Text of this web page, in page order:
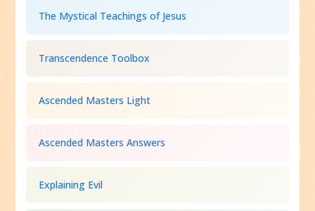
The Mystical Teachings of Jesus
Transcendence Toolbox
Ascended Masters Light
Ascended Masters Answers
Explaining Evil